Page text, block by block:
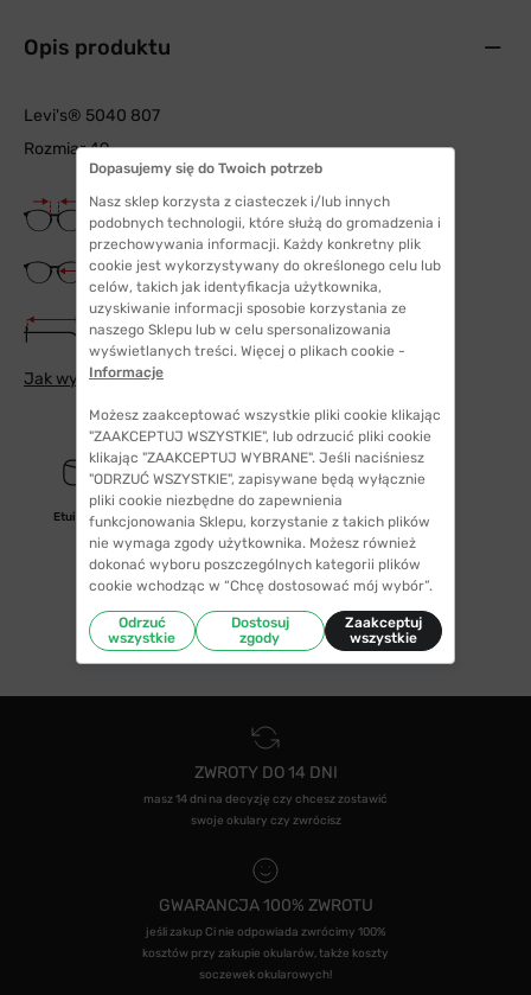
Opis produktu
Levi's® 5040 807
Rozmiar 49
Szerokość mostka
23 mm
Szerokość szkła
49 mm
Długość zauszników
145 mm
Jak wybrać odpowiedni rozmiar
Etui/woreczek Ściereczka w zestawie
ZWROTY DO 14 DNI
masz 14 dni na decyzję czy chcesz zostawić
swoje okulary czy zwrócisz
GWARANCJA 100% ZWROTU
jeśli zakup Ci nie odpowiada zwrócimy 100%
kosztów przy zakupie okularów, także koszty
soczewek okularowych!
Dopasujemy się do Twoich potrzeb
Nasz sklep korzysta z ciasteczek i/lub innych
podobnych technologii, które służą do gromadzenia i
przechowywania informacji. Każdy konkretny plik
cookie jest wykorzystywany do określonego celu lub
celów, takich jak identyfikacja użytkownika,
uzyskiwanie informacji sposobie korzystania ze
naszego Sklepu lub w celu spersonalizowania
wyświetlanych treści. Więcej o plikach cookie -
Informacje
Możesz zaakceptować wszystkie pliki cookie klikając
"ZAAKCEPTUJ WSZYSTKIE", lub odrzucić pliki cookie
klikając "ZAAKCEPTUJ WYBRANE". Jeśli naciśniesz
"ODRZUĆ WSZYSTKIE", zapisywane będą wyłącznie
pliki cookie niezbędne do zapewnienia
funkcjonowania Sklepu, korzystanie z takich plików
nie wymaga zgody użytkownika. Możesz również
dokonać wyboru poszczególnych kategorii plików
cookie wchodząc w “Chcę dostosować mój wybór”.
Odrzuć
wszystkie
Dostosuj
zgody
Zaakceptuj
wszystkie